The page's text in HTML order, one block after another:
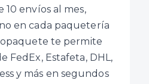
10 envíos al mes,
en cada paquetería
te permite
FedEx, Estafeta, DHL,
y más en segundos